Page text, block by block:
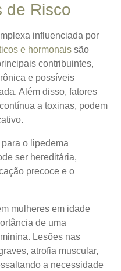
de Risco
influenciada por
e hormonais são
contribuintes,
e possíveis
Além disso, fatores
a toxinas, podem
o lipedema
ser hereditária,
precoce e o
mulheres em idade
de uma
Lesões nas
atrofia muscular,
a necessidade